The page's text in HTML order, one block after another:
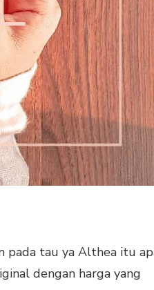
pada tau ya Althea itu
dengan harga yang